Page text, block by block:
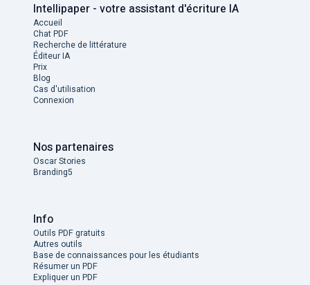
Intellipaper - votre assistant d'écriture IA
Accueil
Chat PDF
Recherche de littérature
Éditeur IA
Prix
Blog
Cas d'utilisation
Connexion
Nos partenaires
Oscar Stories
Branding5
Info
Outils PDF gratuits
Autres outils
Base de connaissances pour les étudiants
Résumer un PDF
Expliquer un PDF